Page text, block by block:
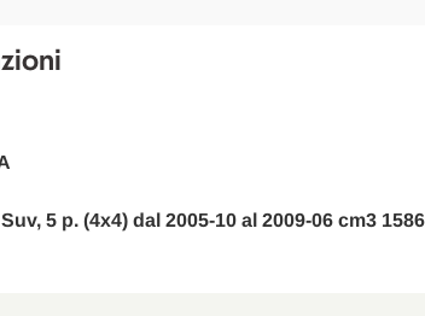
5 p. (4x4) dal 2005-10 al 2009-06 cm3